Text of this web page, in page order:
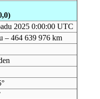
2025 0:00:00 UTC
– 464 639 976 km